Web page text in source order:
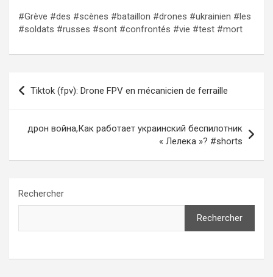
#Grève #des #scènes #bataillon #drones #ukrainien #les
#soldats #russes #sont #confrontés #vie #test #mort
Navigation
de
Tiktok (fpv): Drone FPV en mécanicien de ferraille
дрон война,Как работает украинский беспилотник
« Лелека »? #shorts
Rechercher
Rechercher